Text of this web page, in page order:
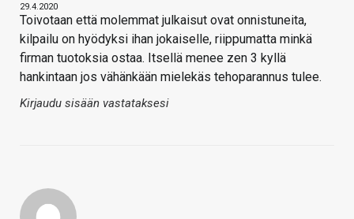
29.4.2020
Toivotaan että molemmat julkaisut ovat onnistuneita,
kilpailu on hyödyksi ihan jokaiselle, riippumatta minkä
firman tuotoksia ostaa. Itsellä menee zen 3 kyllä
hankintaan jos vähänkään mielekäs tehoparannus tulee.
Kirjaudu sisään vastataksesi